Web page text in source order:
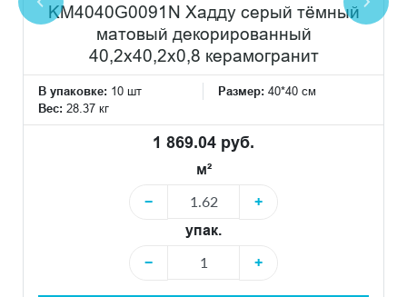
KM4040G0091N Хадду серый тёмный
матовый декорированный
40,2x40,2x0,8 керамогранит
В упаковке: 10 шт Размер: 40*40 см
Вес: 28.37 кг
1 869.04 руб.
м²
−
+
упак.
−
+